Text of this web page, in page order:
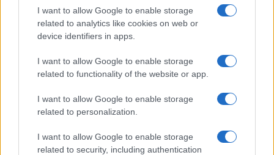
I want to allow Google to enable storage
related to analytics like cookies on web or
device identifiers in apps.
I want to allow Google to enable storage
related to functionality of the website or app.
I want to allow Google to enable storage
related to personalization.
I want to allow Google to enable storage
related to security, including authentication
Le previsioni meteo per il weekend a Olbia e in
Gallura
Michelle Hunziker in Gallura, bella anche dal
Calangianus, dopo le polemiche il centro
accoglienza minori chiude